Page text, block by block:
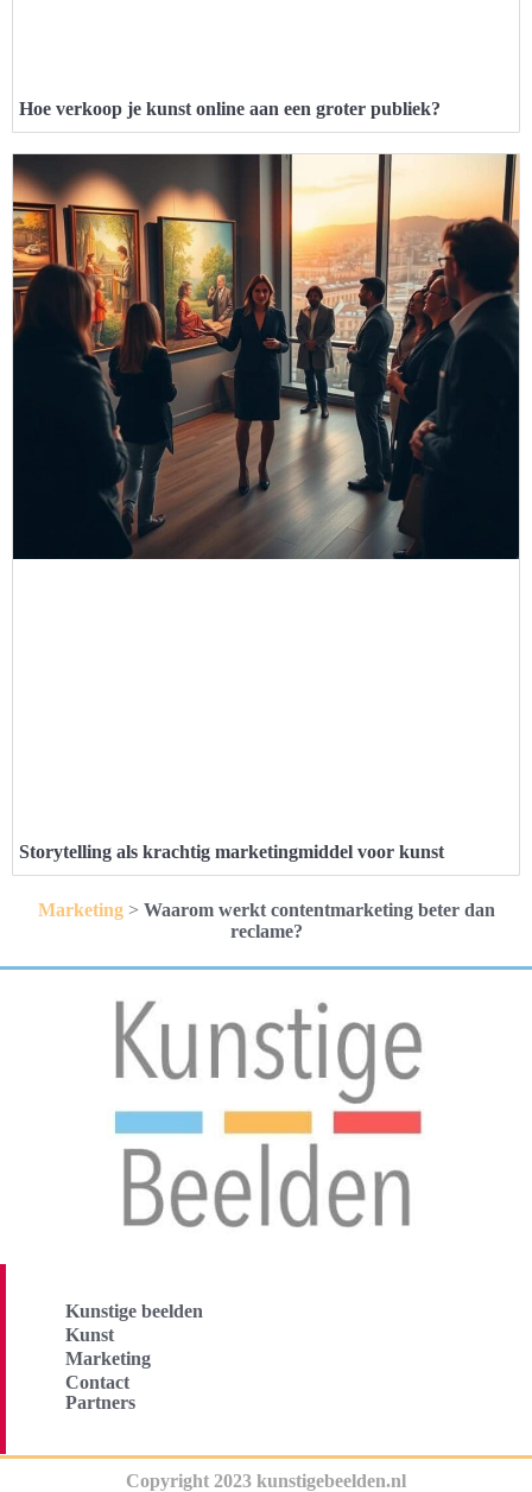
Hoe verkoop je kunst online aan een groter publiek?
Storytelling als krachtig marketingmiddel voor kunst
Marketing> Waarom werkt contentmarketing beter dan
reclame?
Kunstige beelden
Kunst
Marketing
Contact
Partners
Copyright 2023 kunstigebeelden.nl